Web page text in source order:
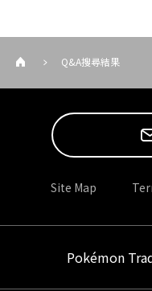
Q&A搜尋結果
Site Map
Pokémon